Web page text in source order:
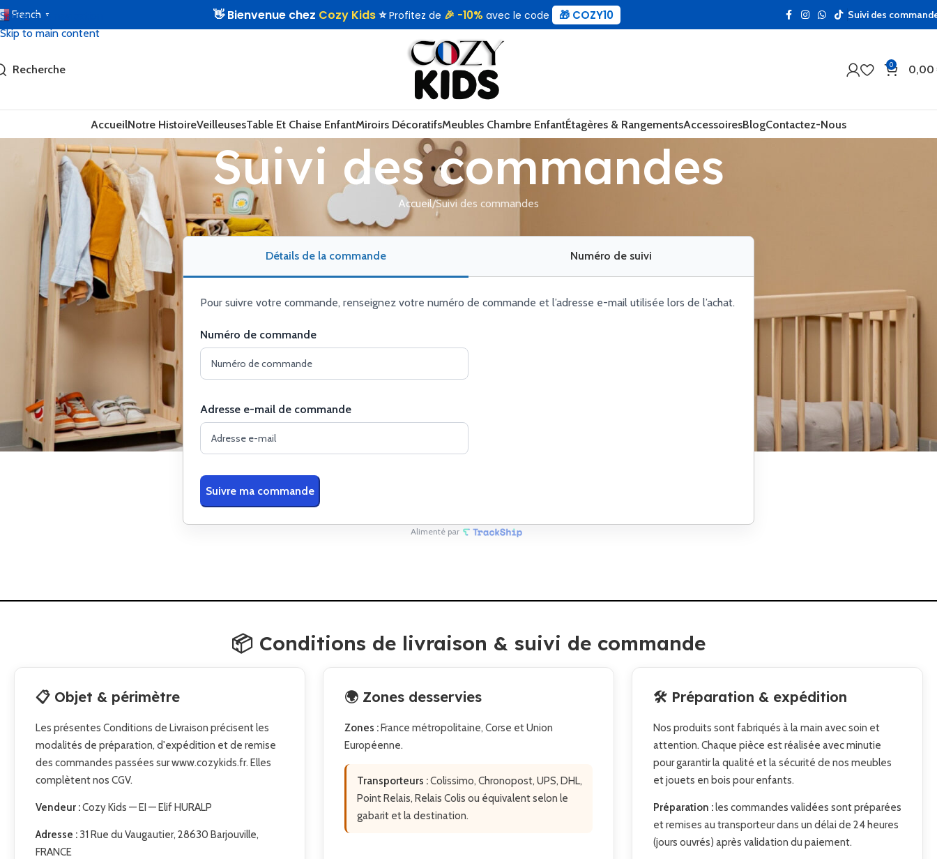
Sauter à la navigation
Skip to main content
French ▼ 👋 Bienvenue chez Cozy Kids⭐Profitez de 🎉 -10% avec le code 🎁 COZY10 Suivi des
Recherche 0 0,00
AccueilNotre HistoireVeilleusesTable Et Chaise EnfantMiroirs DécoratifsMeubles Chambre EnfantÉtagères & RangementsAccessoiresBlogContactez-Nous
Suivi des commandes
Accueil Suivi des commandes
Détails de la commande Numéro de suivi
Pour suivre votre commande, renseignez votre numéro de commande et l’adresse e-mail utilisée lors de l’achat.
Numéro de commande
Adresse e-mail de commande
Suivre ma commande
Alimenté par
📦 Conditions de livraison & suivi de commande
📋 Objet & périmètre
Les présentes Conditions de Livraison précisent les
modalités de préparation, d'expédition et de remise
des commandes passées sur www.cozykids.fr. Elles
complètent nos CGV.
Vendeur :Cozy Kids — EI — Elif HURALP
Adresse : 31 Rue du Vaugautier, 28630 Barjouville,
FRANCE
🌍 Zones desservies
Zones :France métropolitaine, Corse et Union
Européenne.
Transporteurs :Colissimo, Chronopost, UPS, DHL,
Point Relais, Relais Colis ou équivalent selon le
gabarit et la destination.
🛠️ Préparation & expédition
Nos produits sont fabriqués à la main avec soin et
attention. Chaque pièce est réalisée avec minutie
pour garantir la qualité et la sécurité de nos meubles
et jouets en bois pour enfants.
Préparation :les commandes validées sont préparées
et remises au transporteur dans un délai de 24 heures
(jours ouvrés) après validation du paiement.